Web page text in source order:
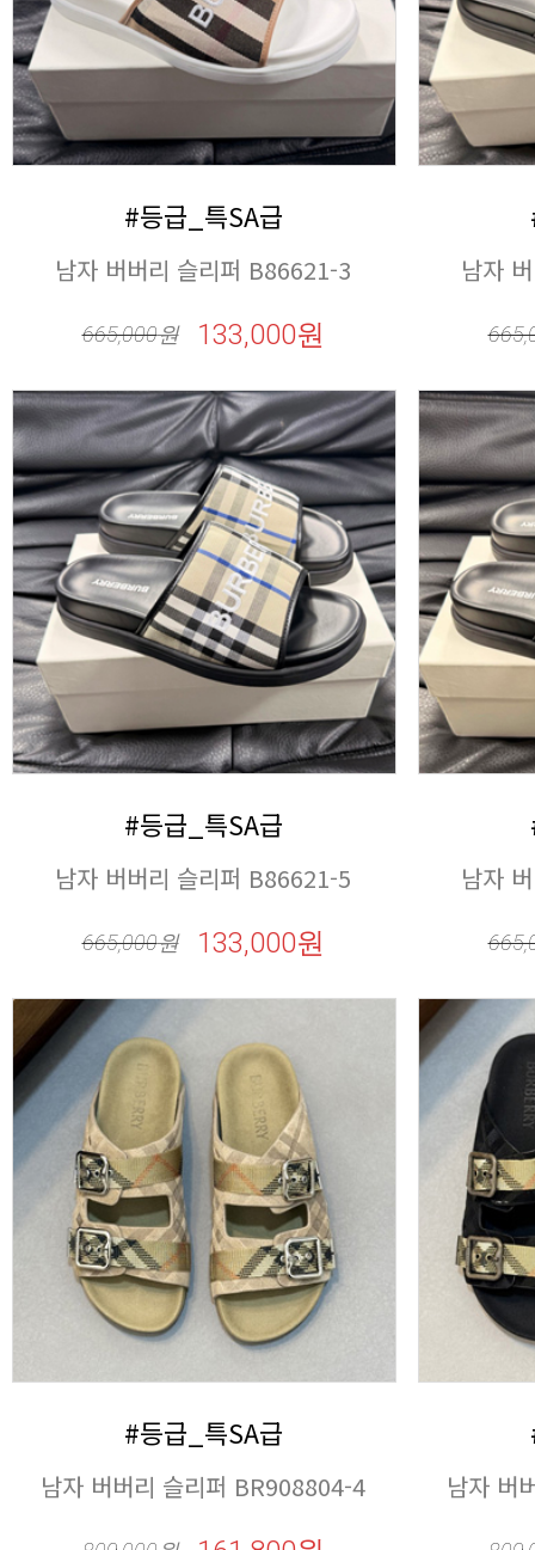
#등급_특SA급
남자 버버리 슬리퍼 B86621-3
665,000원 133,000원
남자
#등급_특SA급
남자 버버리 슬리퍼 B86621-5
665,000원 133,000원
남자
#등급_특SA급
남자 버버리 슬리퍼 BR908804-4 남자 버